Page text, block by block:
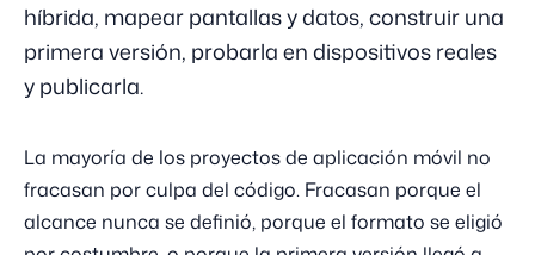
híbrida, mapear pantallas y datos, construir una
primera versión, probarla en dispositivos reales
y publicarla.
La mayoría de los proyectos de aplicación móvil no
fracasan por culpa del código. Fracasan porque el
alcance nunca se definió, porque el formato se eligió